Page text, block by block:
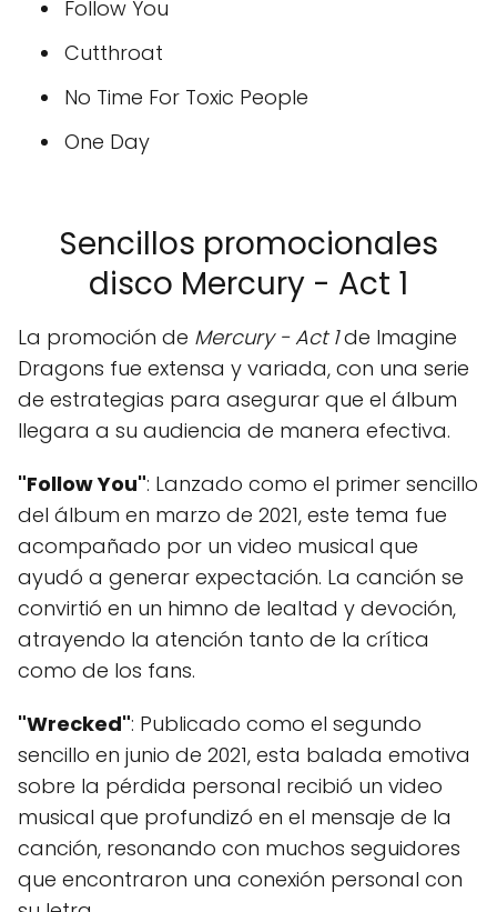
Follow You
Cutthroat
No Time For Toxic People
One Day
Sencillos promocionales
disco Mercury - Act 1
La promoción de Mercury - Act 1de Imagine
Dragons fue extensa y variada, con una serie
de estrategias para asegurar que el álbum
llegara a su audiencia de manera efectiva.
"Follow You": Lanzado como el primer sencillo
del álbum en marzo de 2021, este tema fue
acompañado por un video musical que
ayudó a generar expectación. La canción se
convirtió en un himno de lealtad y devoción,
atrayendo la atención tanto de la crítica
como de los fans.
"Wrecked": Publicado como el segundo
sencillo en junio de 2021, esta balada emotiva
sobre la pérdida personal recibió un video
musical que profundizó en el mensaje de la
canción, resonando con muchos seguidores
que encontraron una conexión personal con